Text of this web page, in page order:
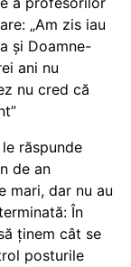
„Am zis iau
și Doamne-
ani nu
nu cred că
răspunde
de an
mari, dar nu au
În
ținem cât se
posturile